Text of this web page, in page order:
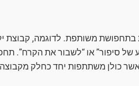
בתחפושת משותפת. לדוגמה, קבוצת
של סיפור” או “לשבור את הקרח”.
כולן משתתפות יחד כחלק